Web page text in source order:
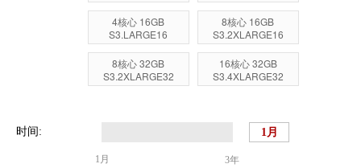
4核心 16GB
S3.LARGE16
8核心 16GB
S3.2XLARGE16
8核心 32GB
S3.2XLARGE32
16核心 32GB
S3.4XLARGE32
时间:
1月
3年